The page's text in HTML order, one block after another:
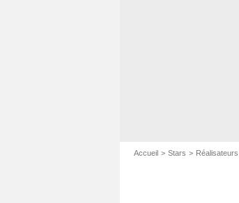
Accueil Stars Réalisateurs